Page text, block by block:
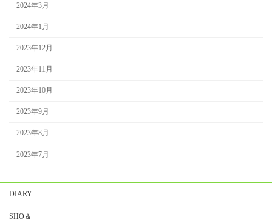
2024年3月
2024年1月
2023年12月
2023年11月
2023年10月
2023年9月
2023年8月
2023年7月
DIARY
SHO＆